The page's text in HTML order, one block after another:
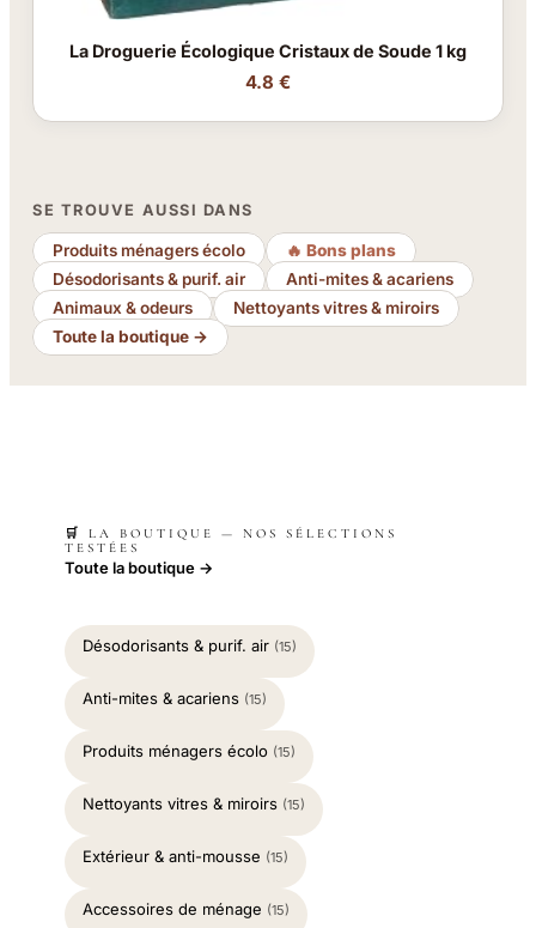
La Droguerie Écologique Cristaux de Soude 1 kg
4.8 €
SE TROUVE AUSSI DANS
Produits ménagers écolo
🔥 Bons plans
Désodorisants & purif. air
Anti-mites & acariens
Animaux & odeurs
Nettoyants vitres & miroirs
Toute la boutique →
🛒 LA BOUTIQUE — NOS SÉLECTIONS
TESTÉES
Toute la boutique →
Désodorisants & purif. air (15)
Anti-mites & acariens (15)
Produits ménagers écolo (15)
Nettoyants vitres & miroirs (15)
Extérieur & anti-mousse (15)
Accessoires de ménage (15)